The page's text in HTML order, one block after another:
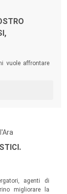
vuole affrontare
agenti di
migliorare la